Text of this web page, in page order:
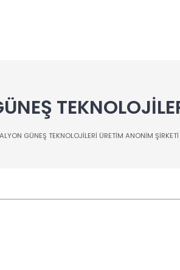
GÜNEŞ TEKNOLOJİLERİ ÜRETİM ANONİM ŞİRKETİ